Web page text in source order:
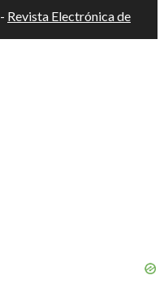
- Revista Electrónica de